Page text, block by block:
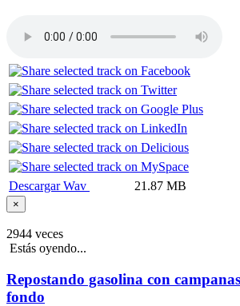
Descargar Wav 21.87 MB
×
2944 veces
Estás oyendo...
Repostando gasolina con
fondo